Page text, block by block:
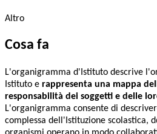
Altro
Cosa fa
L'organigramma d'Istituto descrive
Istituto e rappresenta una mappa
responsabilità dei soggetti e delle
L'organigramma consente di
complessa dell'Istituzione scolastica,